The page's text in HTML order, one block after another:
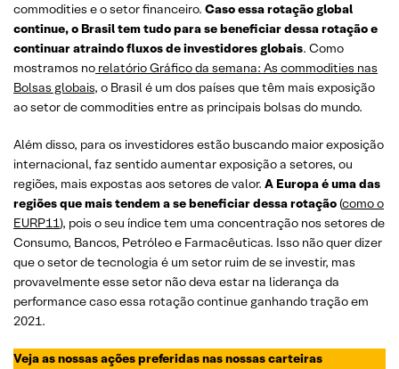
commodities e o setor financeiro. Caso essa rotação global
continue, o Brasil tem tudo para se beneficiar dessa rotação e
continuar atraindo fluxos de investidores globais. Como
mostramos no relatório Gráfico da semana: As commodities nas
Bolsas globais, o Brasil é um dos países que têm mais exposição
ao setor de commodities entre as principais bolsas do mundo.
Além disso, para os investidores estão buscando maior exposição
internacional, faz sentido aumentar exposição a setores, ou
regiões, mais expostas aos setores de valor. A Europa é uma das
regiões que mais tendem a se beneficiar dessa rotação(como o
EURP11), pois o seu índice tem uma concentração nos setores de
Consumo, Bancos, Petróleo e Farmacêuticas. Isso não quer dizer
que o setor de tecnologia é um setor ruim de se investir, mas
provavelmente esse setor não deva estar na liderança da
performance caso essa rotação continue ganhando tração em
2021.
Veja as nossas ações preferidas nas nossas carteiras